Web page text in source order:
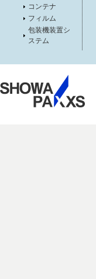
コンテナ
フィルム
包装機装置シ
ステム